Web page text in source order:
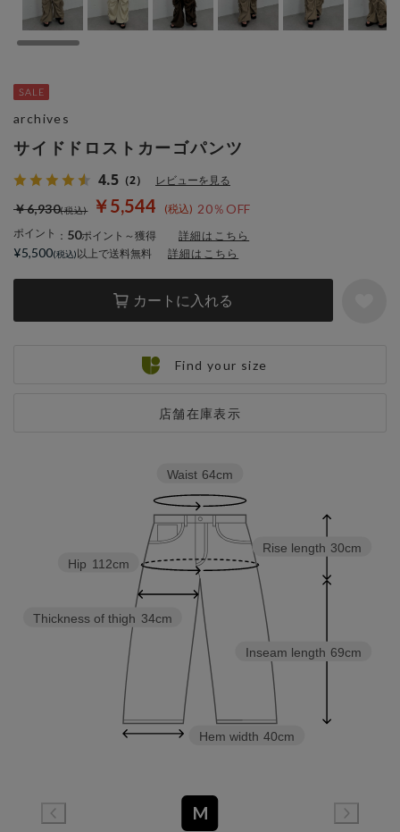
サイドドロストカーゴパンツ
4.5 （2） レビューを見る
￥5,544 20％OFF
￥6,930
ポイント ： 50ポイント～獲得 詳細はこちら
カートに入れる
店舗在庫表示
archives
¥5,500 以上で送料無料 詳細はこちら
Find your size
Inseam length 69cm
Rise length 30cm
Hem width 40cm
Thickness of thigh 34cm
Hip 112cm
Waist 64cm
M